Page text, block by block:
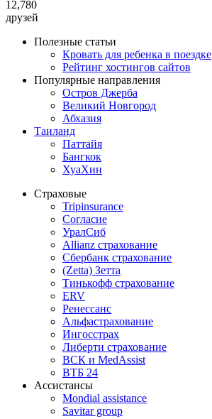
12,780
друзей
Полезные статьи
Кровать для ребенка в поездке
Рейтинг хостингов сайтов
Популярные направления
Остров Джерба
Великий Новгород
Абхазия
Таиланд
Паттайя
Бангкок
ХуаХин
Страховые
Tripinsurance
Согласие
УралСиб
Allianz страхование
Сбербанк страхование
(Zetta) Зетта
Тинькофф страхование
ERV
Ренессанс
Альфастрахование
Ингосстрах
Либерти страхование
ВСК и MedAssist
ВТБ 24
Ассистансы
Mondial assistance
Savitar group